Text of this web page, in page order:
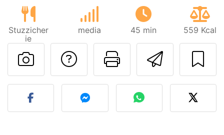
Stuzzicher
ie
media 45 min 559 Kcal
Invia
Stampa la
Contatta l'autore
Pubblica la foto di